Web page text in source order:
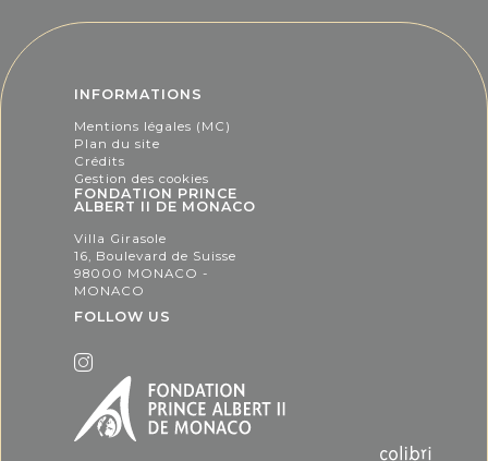
INFORMATIONS
Mentions légales (MC)
Plan du site
Crédits
Gestion des cookies
FONDATION PRINCE
ALBERT II DE MONACO
Villa Girasole
16, Boulevard de Suisse
98000 MONACO -
MONACO
FOLLOW US